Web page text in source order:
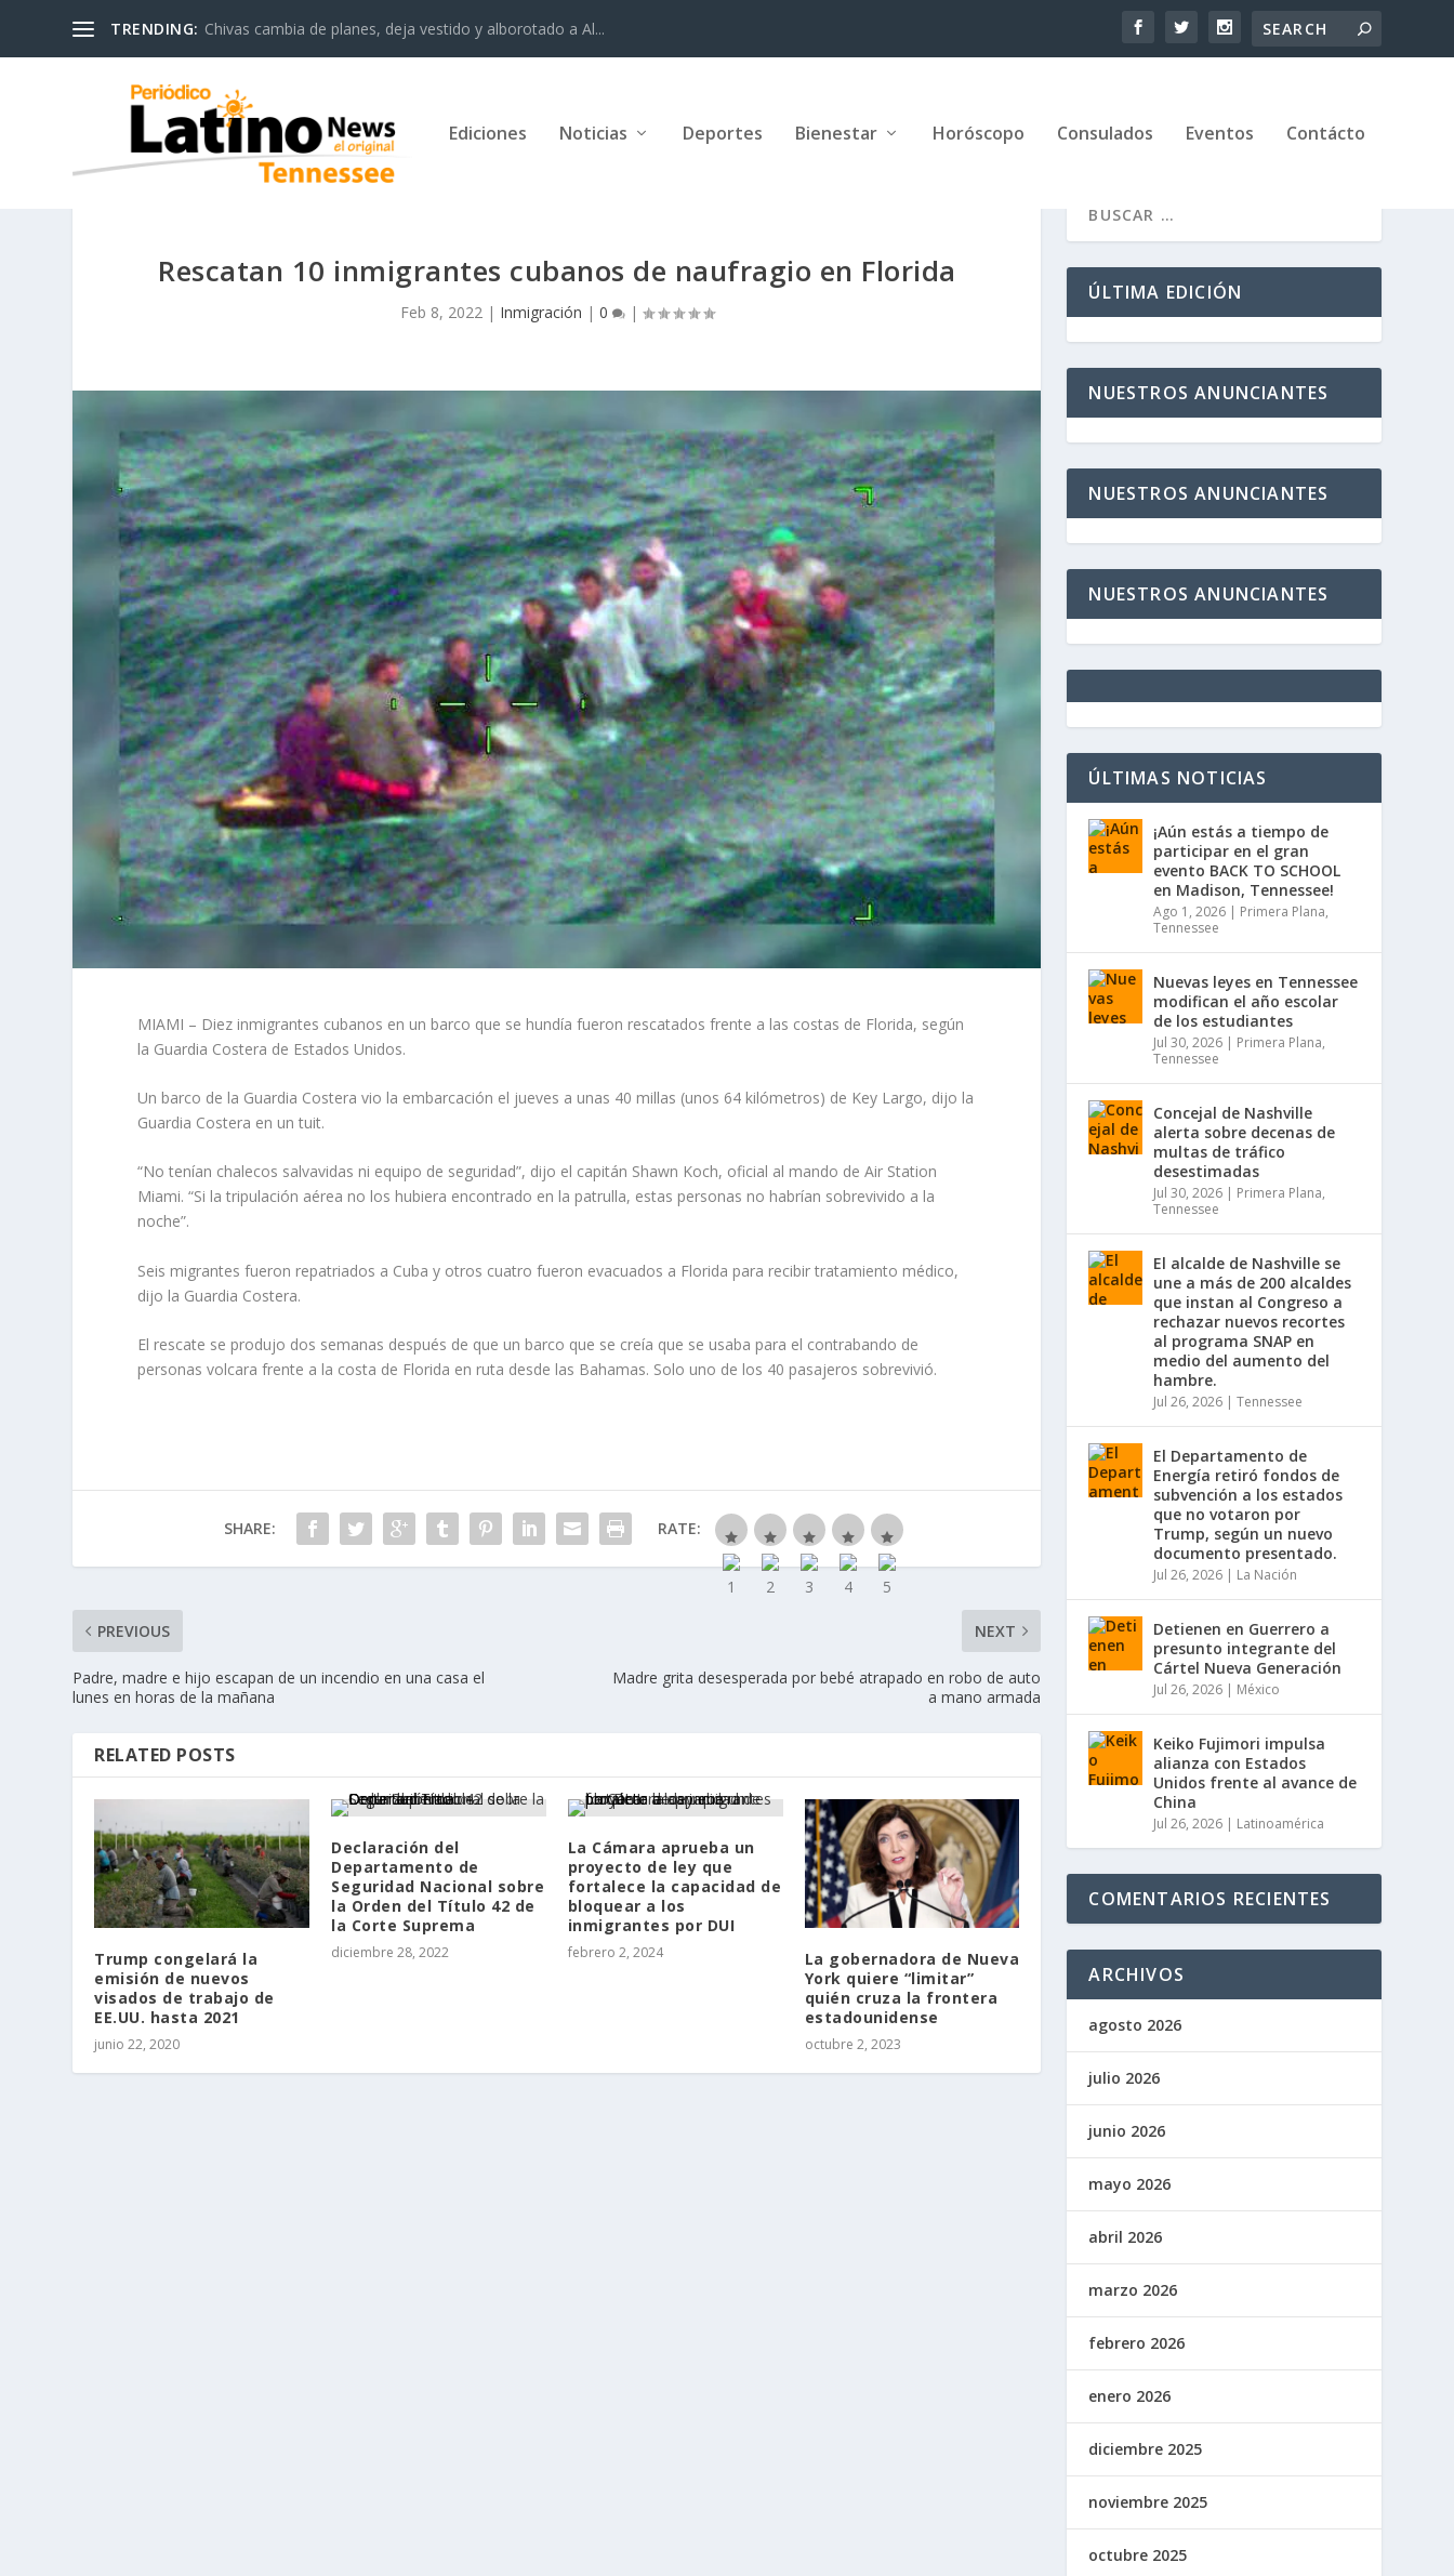
TRENDING: Chivas cambia de planes, deja vestido y alborotado a Al...
Ediciones Noticias Deportes Bienestar Horóscopo Consulados Eventos Contácto
Rescatan 10 inmigrantes cubanos de naufragio en Florida
Feb 8, 2022| Inmigración | 0 |
MIAMI – Diez inmigrantes cubanos en un barco que se hundía fueron rescatados frente a las costas de Florida, según
la Guardia Costera de Estados Unidos.
Un barco de la Guardia Costera vio la embarcación el jueves a unas 40 millas (unos 64 kilómetros) de Key Largo, dijo la
Guardia Costera en un tuit.
“No tenían chalecos salvavidas ni equipo de seguridad”, dijo el capitán Shawn Koch, oficial al mando de Air Station
Miami. “Si la tripulación aérea no los hubiera encontrado en la patrulla, estas personas no habrían sobrevivido a la
noche”.
Seis migrantes fueron repatriados a Cuba y otros cuatro fueron evacuados a Florida para recibir tratamiento médico,
dijo la Guardia Costera.
El rescate se produjo dos semanas después de que un barco que se creía que se usaba para el contrabando de
personas volcara frente a la costa de Florida en ruta desde las Bahamas. Solo uno de los 40 pasajeros sobrevivió.
SHARE: RATE:
PREVIOUS
Padre, madre e hijo escapan de un incendio en una casa el
lunes en horas de la mañana
NEXT
Madre grita desesperada por bebé atrapado en robo de auto
a mano armada
RELATED POSTS
Trump congelará la
emisión de nuevos
visados de trabajo de
EE.UU. hasta 2021
junio 22, 2020
Declaración del
Departamento de
Seguridad Nacional sobre
la Orden del Título 42 de
la Corte Suprema
diciembre 28, 2022
La Cámara aprueba un
proyecto de ley que
fortalece la capacidad de
bloquear a los
inmigrantes por DUI
febrero 2, 2024
La gobernadora de Nueva
York quiere “limitar”
quién cruza la frontera
estadounidense
octubre 2, 2023
ÚLTIMA EDICIÓN
NUESTROS ANUNCIANTES
NUESTROS ANUNCIANTES
NUESTROS ANUNCIANTES
ÚLTIMAS NOTICIAS
¡Aún estás a tiempo de
participar en el gran
evento BACK TO SCHOOL
en Madison, Tennessee!
Ago 1, 2026 | Primera Plana,
Tennessee
Nuevas leyes en Tennessee
modifican el año escolar
de los estudiantes
Jul 30, 2026 | Primera Plana,
Tennessee
Concejal de Nashville
alerta sobre decenas de
multas de tráfico
desestimadas
Jul 30, 2026 | Primera Plana,
Tennessee
El alcalde de Nashville se
une a más de 200 alcaldes
que instan al Congreso a
rechazar nuevos recortes
al programa SNAP en
medio del aumento del
hambre.
Jul 26, 2026 |Tennessee
El Departamento de
Energía retiró fondos de
subvención a los estados
que no votaron por
Trump, según un nuevo
documento presentado.
Jul 26, 2026 | La Nación
Detienen en Guerrero a
presunto integrante del
Cártel Nueva Generación
Jul 26, 2026 | México
Keiko Fujimori impulsa
alianza con Estados
Unidos frente al avance de
China
Jul 26, 2026 | Latinoamérica
COMENTARIOS RECIENTES
ARCHIVOS
agosto 2026
julio 2026
junio 2026
mayo 2026
abril 2026
marzo 2026
febrero 2026
enero 2026
diciembre 2025
noviembre 2025
octubre 2025